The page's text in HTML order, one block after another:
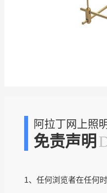
阿拉丁网上照
免责声明
1、任何浏览者在任何